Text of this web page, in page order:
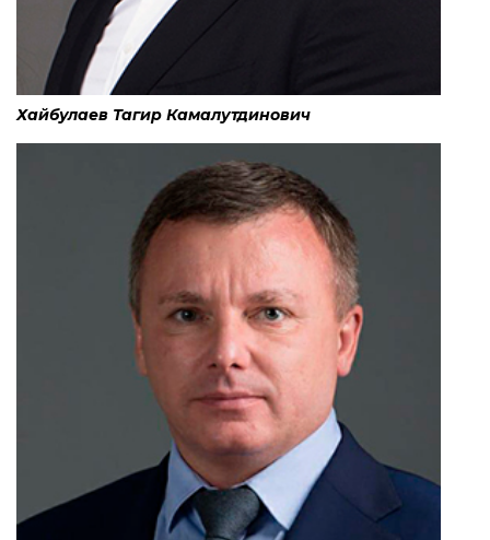
Хайбулаев Тагир Камалутдинович